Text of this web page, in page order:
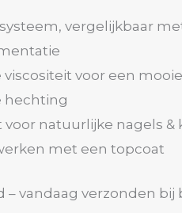
vergelijkbaar
viscositeit voor een
hechting
voor natuurlijke nagels &
met een topcoat
– vandaag verzonden bij